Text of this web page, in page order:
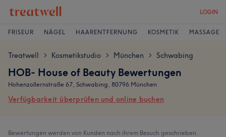
LOGIN
FRISEUR NÄGEL HAARENTFERNUNG KOSMETIK MASSAGE
Treatwell > Kosmetikstudio > München > Schwabing
HOB- House of Beauty Bewertungen
Hohenzollernstraße 67, Schwabing, 80796 München
Verfügbarkeit überprüfen und online buchen
Bewertungen werden von Kunden nach ihrem Besuch geschrieben.